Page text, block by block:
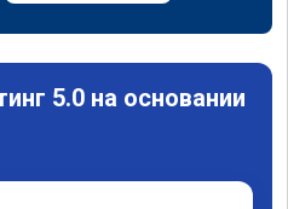
5.0 на основании